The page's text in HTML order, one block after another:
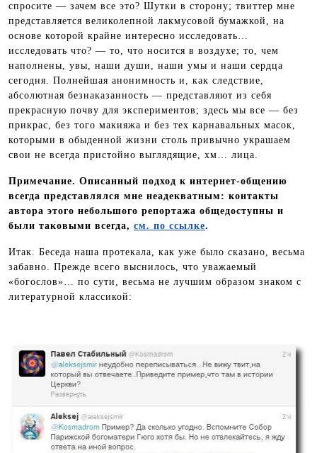
спросите — зачем все это? Шутки в сторону; твиттер мне
представляется великолепной лакмусовой бумажкой, на
основе которой крайне интересно исследовать…
исследовать что? — то, что носится в воздухе; то, чем
наполнены, увы, наши души, наши умы и наши сердца
сегодня. Полнейшая анонимность и, как следствие,
абсолютная безнаказанность — представляют из себя
прекрасную почву для экспериментов; здесь мы все — без
прикрас, без того макияжа и без тех карнавальных масок,
которыми в обыденной жизни столь привычно украшаем
свои не всегда пристойно выглядящие, хм… лица.
Примечание. Описанный подход к интернет-общению
всегда представлялся мне неадекватным: контакты
автора этого небольшого репортажа общедоступны и
были таковыми всегда, см. по ссылке.
Итак. Беседа наша протекала, как уже было сказано, весьма
забавно. Прежде всего выснилось, что уважаемый
«богослов»… по сути, весьма не лучшим образом знаком с
литературной классикой: